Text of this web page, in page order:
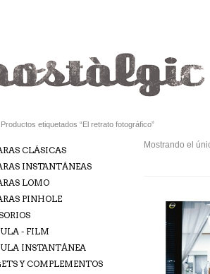
etiquetados “El retrato fotográfico”
Mostrando el
CLÁSICAS
INSTANTÁNEAS
LOMO
PINHOLE
- FILM
INSTANTÁNEA
Y COMPLEMENTOS